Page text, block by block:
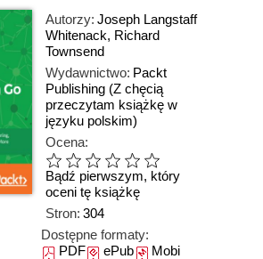
Autorzy: Joseph Langstaff
Whitenack, Richard
Townsend
Wydawnictwo: Packt
Publishing (Z chęcią
przeczytam książkę w
języku polskim)
Ocena:
Bądź pierwszym, który
oceni tę książkę
Stron: 304
Dostępne formaty:
PDFePubMobi